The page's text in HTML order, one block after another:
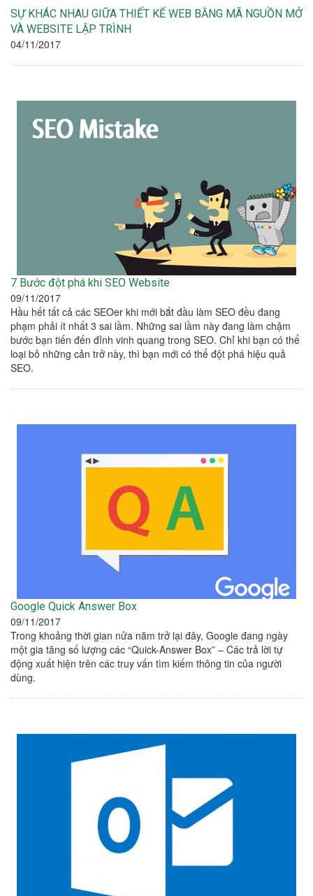
SỰ KHÁC NHAU GIỮA THIẾT KẾ WEB BẰNG MÃ NGUỒN MỞ
VÀ WEBSITE LẬP TRÌNH
04/11/2017
7 Bước đột phá khi SEO Website
09/11/2017
Hầu hết tất cả các SEOer khi mới bắt đầu làm SEO đều đang
phạm phải ít nhất 3 sai lầm. Những sai lầm này đang làm chậm
bước bạn tiến đến đỉnh vinh quang trong SEO. Chỉ khi bạn có thể
loại bỏ những cản trở này, thì bạn mới có thể đột phá hiệu quả
SEO.
Google Quick Answer Box
09/11/2017
Trong khoảng thời gian nửa năm trở lại đây, Google đang ngày
một gia tăng số lượng các “Quick-Answer Box” – Các trả lời tự
động xuất hiện trên các truy vấn tìm kiếm thông tin của người
dùng.